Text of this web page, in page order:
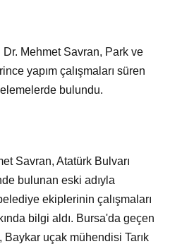
Mehmet Savran, Park ve
yapım çalışmaları süren
bulundu.
Savran, Atatürk Bulvarı
bulunan eski adıyla
ekiplerinin çalışmaları
bilgi aldı. Bursa'da geçen
Baykar uçak mühendisi Tarık